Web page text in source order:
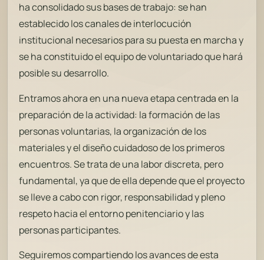
ha consolidado sus bases de trabajo: se han
establecido los canales de interlocución
institucional necesarios para su puesta en marcha y
se ha constituido el equipo de voluntariado que hará
posible su desarrollo.
Entramos ahora en una nueva etapa centrada en la
preparación de la actividad: la formación de las
personas voluntarias, la organización de los
materiales y el diseño cuidadoso de los primeros
encuentros. Se trata de una labor discreta, pero
fundamental, ya que de ella depende que el proyecto
se lleve a cabo con rigor, responsabilidad y pleno
respeto hacia el entorno penitenciario y las
personas participantes.
Seguiremos compartiendo los avances de esta